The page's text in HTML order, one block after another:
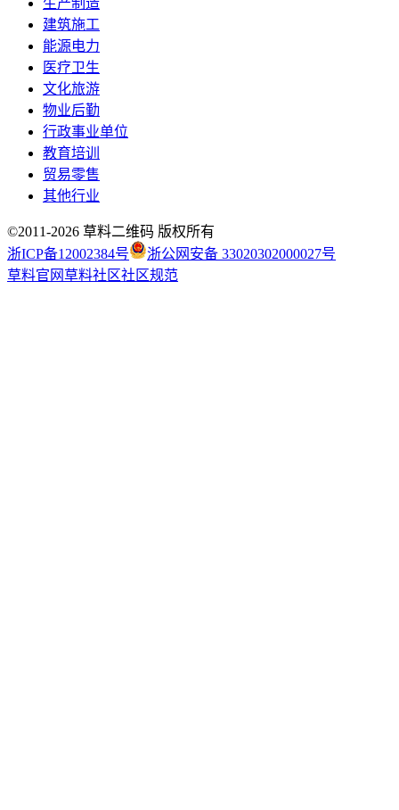
生产制造
建筑施工
能源电力
医疗卫生
文化旅游
物业后勤
行政事业单位
教育培训
贸易零售
其他行业
©2011-2026 草料二维码 版权所有
浙ICP备12002384号
浙公网安备 33020302000027号
草料官网草料社区社区规范